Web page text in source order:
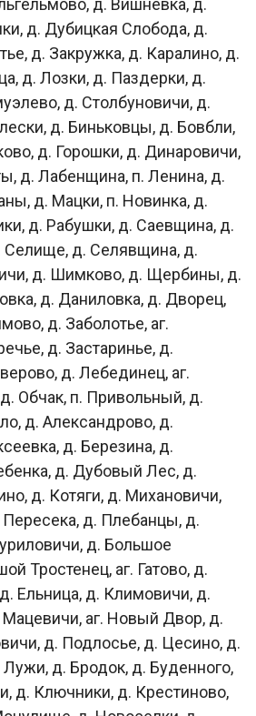
д. Вишневка, д.
д. Дубицкая Слобода, д.
д. Закружка, д. Каралино, д.
д. Лозки, д. Паздерки, д.
д. Столбуновичи, д.
д. Биньковцы, д. Бовбли,
д. Горошки, д. Динаровичи,
д. Лабенщина, п. Ленина, д.
д. Мацки, п. Новинка, д.
д. Рабушки, д. Саевщина, д.
Селище, д. Селявщина, д.
д. Шимково, д. Щербины, д.
д. Даниловка, д. Дворец,
д. Заболотье, аг.
д. Застаринье, д.
д. Лебединец, аг.
Обчак, п. Привольный, д.
д. Александрово, д.
д. Березина, д.
д. Дубовый Лес, д.
д. Котяги, д. Михановичи,
Пересека, д. Плебанцы, д.
д. Большое
Тростенец, аг. Гатово, д.
Ельница, д. Климовичи, д.
аг. Новый Двор, д.
д. Подлосье, д. Цесино, д.
д. Бродок, д. Буденного,
д. Ключники, д. Крестиново,